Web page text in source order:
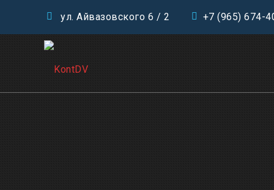
ул. Айвазовского 6 / 2 +7 (965) 674-